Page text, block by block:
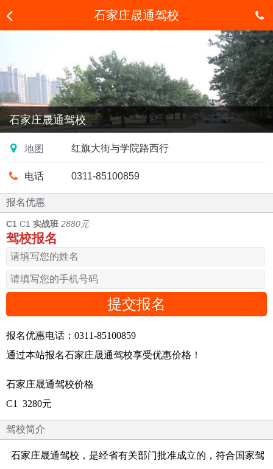
石家庄晟通驾校
石家庄晟通驾校
红旗大街与学院路西行
地图
0311-85100859
电话
报名优惠
C1 C1 实战班 2880元
驾校报名
提交报名
报名优惠电话：0311-85100859
通过本站报名石家庄晟通驾校享受优惠价格！
石家庄晟通驾校价格
C1 3280元
驾校简介
石家庄晟通驾校，是经省有关部门批准成立的，符合国家驾